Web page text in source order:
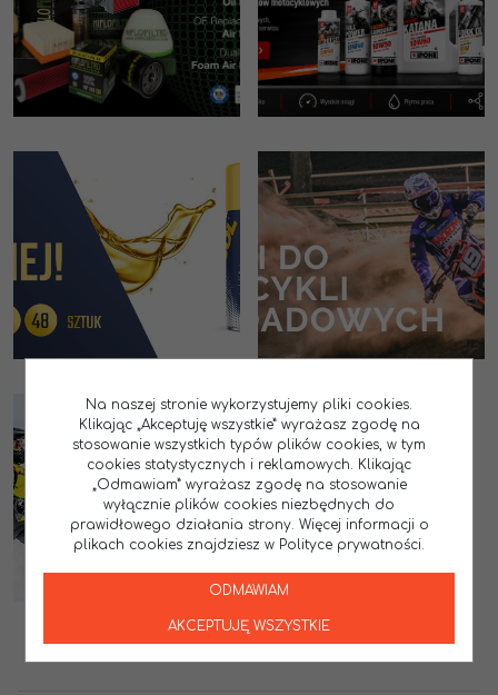
Na naszej stronie wykorzystujemy pliki cookies.
Klikając „Akceptuję wszystkie” wyrażasz zgodę na
stosowanie wszystkich typów plików cookies, w tym
cookies statystycznych i reklamowych. Klikając
„Odmawiam” wyrażasz zgodę na stosowanie
wyłącznie plików cookies niezbędnych do
prawidłowego działania strony. Więcej informacji o
plikach cookies znajdziesz w Polityce prywatności.
ODMAWIAM
AKCEPTUJĘ WSZYSTKIE